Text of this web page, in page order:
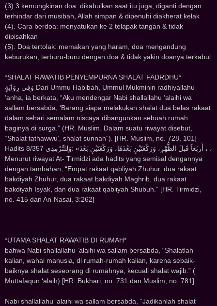
(3) 3 kemungkinan doa: dikabulkan saat itu juga, diganti dengan
terhindar dari musibah, Allah simpan & dipenuhi diakherat kelak
(4). Cara berdoa: menyatukan ke 2 telapak tangan & tidak
dipisahkan
(5). Doa tertolak: memakan yang haram, doa mengandung
keburukan, terburu-buru dengan doa & tidak yakin doanya terkabul
*SHALAT RAWATIB PENYEMPURNA SHALAT FAD‌RD‌‌HU*
ﻭَﻓِﻲ ﺭِﻭَﺍﻳَﺔٍ Dari Ummu Habibah, Ummul Mukminin radhiyallahu
‘anha, ia berkata, “Aku mendengar Nabi shallallahu ‘alaihi wa
sallam bersabda, ‘Barang siapa melakukan shalat dua belas rakaat
dalam sehari semalam niscaya dibangunkan sebuah rumah
baginya di surga.” (HR. Muslim. Dalam suatu riwayat disebut,
“Shalat tathawwu’, shalat sunnah”). [HR. Muslim, no. 728, 101]
Hadits 8/357 ﺃَﺭﺑَﻌﺎً ﻗَﺒﻞَ ﺍﻟﻈُّﻬْﺮِ، ﻭَﺭَﻛْﻌَﺘَﻴْﻦِ ﺑَﻌْﺪَﻫَﺎ، ﻭَﺭَﻛْﻌَﺘَﻴْﻦِ ﺑَﻌْﺪَ» :ﻭَﻟِﻠﺘِّﺮْﻣِﺬِﻱ ، ،
Menurut riwayat At- Tirmidzi ada hadits yang semisal dengannya
dengan tambahan, “Empat rakaat qabliyah Zhuhur, dua rakaat
bakdiyah Zhuhur, dua rakaat bakdiyah Maghrib, dua rakaat
bakdiyah Isyak, dan dua rakaat qabliyah Shubuh.” [HR. Tirmidzi,
no. 415 dan An-Nasai, 3:262]
*UTAMA SHALAT RAWATIB D‌‌I RUMAH*
bahwa Nabi shallallahu ‘alaihi wa sallam bersabda, “Shalatlah
kalian, wahai manusia, di rumah-rumah kalian, karena sebaik-
baiknya shalat seseorang di rumahnya, kecuali shalat wajib.” (
Muttafaqun ‘alaih) [HR. Bukhari, no. 731 dan Muslim, no. 781]
Nabi shallallahu ‘alaihi wa sallam bersabda, “Jadikanlah shalat